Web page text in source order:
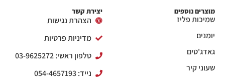
מוצרים נוספים
שמיכות פליז
יומנים
גאדג'טים
שעוני קיר
יצירת קשר
הצהרת נגישות
מדיניות פרטיות
טלפון ראשי: 03-9625272
נייד: 054-4657193